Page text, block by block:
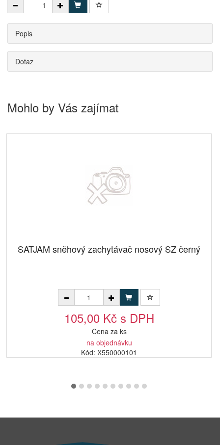
Popis
Dotaz
Mohlo by Vás zajímat
SATJAM sněhový zachytávač nosový SZ černý
105,00 Kč s DPH
Cena za ks
na objednávku
Kód: X550000101